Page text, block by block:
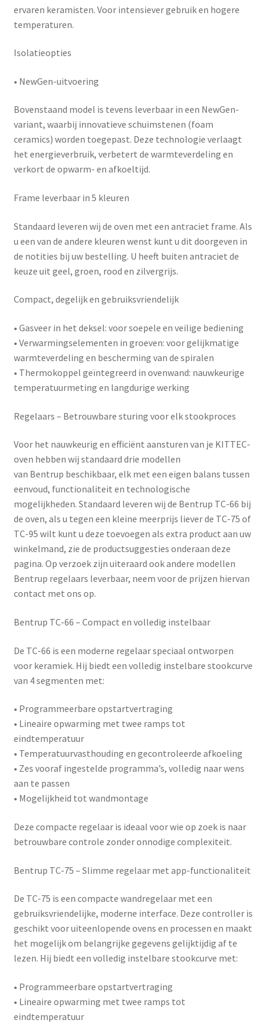
ervaren keramisten. Voor intensiever gebruik en hogere
temperaturen.
Isolatieopties
• NewGen-uitvoering
Bovenstaand model is tevens leverbaar in een NewGen-
variant, waarbij innovatieve schuimstenen (foam
ceramics) worden toegepast. Deze technologie verlaagt
het energieverbruik, verbetert de warmteverdeling en
verkort de opwarm- en afkoeltijd.
Frame leverbaar in 5 kleuren
Standaard leveren wij de oven met een antraciet frame. Als
u een van de andere kleuren wenst kunt u dit doorgeven in
de notities bij uw bestelling. U heeft buiten antraciet de
keuze uit geel, groen, rood en zilvergrijs.
Compact, degelijk en gebruiksvriendelijk
• Gasveer in het deksel: voor soepele en veilige bediening
• Verwarmingselementen in groeven: voor gelijkmatige
warmteverdeling en bescherming van de spiralen
• Thermokoppel geïntegreerd in ovenwand: nauwkeurige
temperatuurmeting en langdurige werking
Regelaars – Betrouwbare sturing voor elk stookproces
Voor het nauwkeurig en efficiënt aansturen van je KITTEC-
oven hebben wij standaard drie modellen
van Bentrup beschikbaar, elk met een eigen balans tussen
eenvoud, functionaliteit en technologische
mogelijkheden. Standaard leveren wij de Bentrup TC-66 bij
de oven, als u tegen een kleine meerprijs liever de TC-75 of
TC-95 wilt kunt u deze toevoegen als extra product aan uw
winkelmand, zie de productsuggesties onderaan deze
pagina. Op verzoek zijn uiteraard ook andere modellen
Bentrup regelaars leverbaar, neem voor de prijzen hiervan
contact met ons op.
Bentrup TC-66 – Compact en volledig instelbaar
De TC-66 is een moderne regelaar speciaal ontworpen
voor keramiek. Hij biedt een volledig instelbare stookcurve
van 4 segmenten met:
• Programmeerbare opstartvertraging
• Lineaire opwarming met twee ramps tot
eindtemperatuur
• Temperatuurvasthouding en gecontroleerde afkoeling
• Zes vooraf ingestelde programma’s, volledig naar wens
aan te passen
• Mogelijkheid tot wandmontage
Deze compacte regelaar is ideaal voor wie op zoek is naar
betrouwbare controle zonder onnodige complexiteit.
Bentrup TC-75 – Slimme regelaar met app-functionaliteit
De TC-75 is een compacte wandregelaar met een
gebruiksvriendelijke, moderne interface. Deze controller is
geschikt voor uiteenlopende ovens en processen en maakt
het mogelijk om belangrijke gegevens gelijktijdig af te
lezen. Hij biedt een volledig instelbare stookcurve met:
• Programmeerbare opstartvertraging
• Lineaire opwarming met twee ramps tot
eindtemperatuur